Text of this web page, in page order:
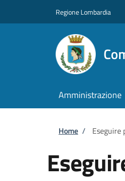
Regione Lombardia
Amministrazione
Briciole
Home / Eseguire